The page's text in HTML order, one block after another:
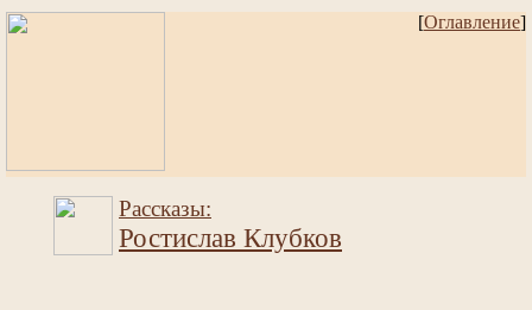
[Оглавление]
Рассказы:
Ростислав Клубков